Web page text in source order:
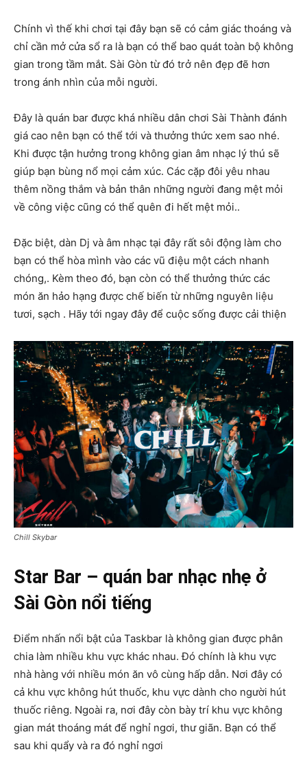
Chính vì thế khi chơi tại đây bạn sẽ có cảm giác thoáng và
chỉ cần mở cửa sổ ra là bạn có thể bao quát toàn bộ không
gian trong tầm mắt. Sài Gòn từ đó trở nên đẹp đẽ hơn
trong ánh nhìn của mỗi người.
Đây là quán bar được khá nhiều dân chơi Sài Thành đánh
giá cao nên bạn có thể tới và thưởng thức xem sao nhé.
Khi được tận hưởng trong không gian âm nhạc lý thú sẽ
giúp bạn bùng nổ mọi cảm xúc. Các cặp đôi yêu nhau
thêm nồng thắm và bản thân những người đang mệt mỏi
về công việc cũng có thể quên đi hết mệt mỏi..
Đặc biệt, dàn Dj và âm nhạc tại đây rất sôi động làm cho
bạn có thể hòa mình vào các vũ điệu một cách nhanh
chóng,. Kèm theo đó, bạn còn có thể thưởng thức các
món ăn hảo hạng được chế biến từ những nguyên liệu
tươi, sạch . Hãy tới ngay đây để cuộc sống được cải thiện
Chill Skybar
Star Bar – quán bar nhạc nhẹ ở
Sài Gòn nổi tiếng
Điểm nhấn nổi bật của Taskbar là không gian được phân
chia làm nhiều khu vực khác nhau. Đó chính là khu vực
nhà hàng với nhiều món ăn vô cùng hấp dẫn. Nơi đây có
cả khu vực không hút thuốc, khu vực dành cho người hút
thuốc riêng. Ngoài ra, nơi đây còn bày trí khu vực không
gian mát thoáng mát để nghỉ ngơi, thư giãn. Bạn có thể
sau khi quẩy và ra đó nghỉ ngơi